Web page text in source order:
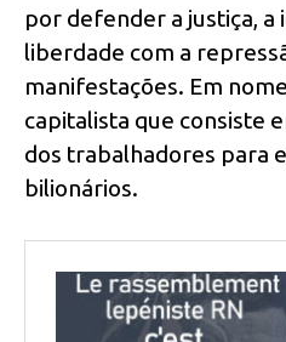
por defender a justiça, a
liberdade com a
manifestações. Em
capitalista que consiste
dos trabalhadores para
bilionários.